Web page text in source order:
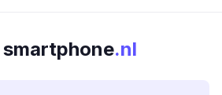
smartphone.nl